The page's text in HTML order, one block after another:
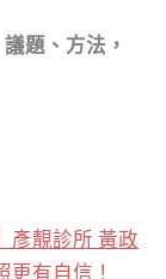
題、方法，
彥靚診所 黃政
有自信！